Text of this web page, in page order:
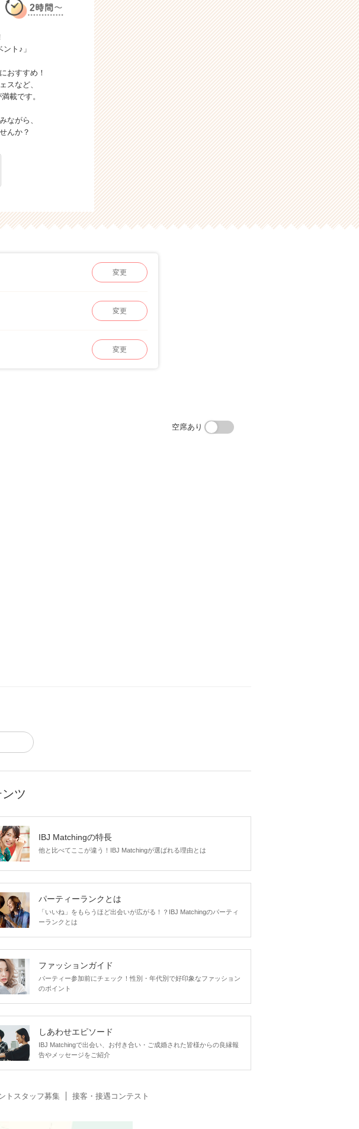
ト♪」
おすすめ！
スなど、
載です。
ながら、
んか？
変更
変更
変更
空席あり
ツ
IBJ Matchingの特長
他と比べてここが違う！IBJ Matchingが選ばれる理由とは
パーティーランクとは
「いいね」をもらうほど出会いが広がる！？IBJ Matchingのパーティ
ーランクとは
ファッションガイド
パーティー参加前にチェック！性別・年代別で好印象なファッション
のポイント
しあわせエピソード
IBJ Matchingで出会い、お付き合い・ご成婚された皆様からの良縁報
告やメッセージをご紹介
トスタッフ募集 接客・接遇コンテスト